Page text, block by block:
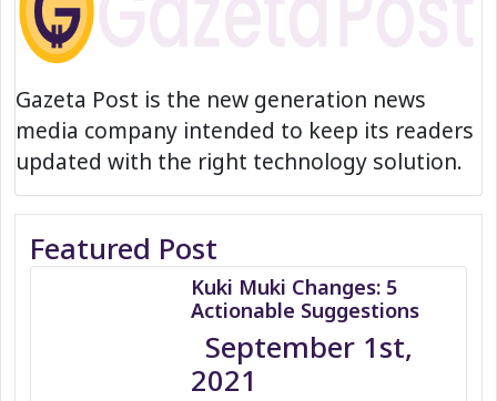
Gazeta Post is the new generation news
media company intended to keep its readers
updated with the right technology solution.
Featured Post
Kuki Muki Changes: 5
Actionable Suggestions
September 1st,
2021